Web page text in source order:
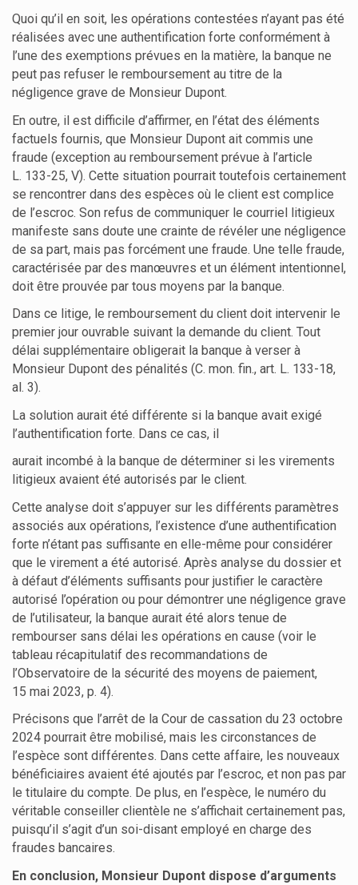
Quoi qu’il en soit, les opérations contestées n’ayant pas été
réalisées avec une authentification forte conformément à
l’une des exemptions prévues en la matière, la banque ne
peut pas refuser le remboursement au titre de la
négligence grave de Monsieur Dupont.
En outre, il est difficile d’affirmer, en l’état des éléments
factuels fournis, que Monsieur Dupont ait commis une
fraude (exception au remboursement prévue à l’article
L. 133-25, V). Cette situation pourrait toutefois certainement
se rencontrer dans des espèces où le client est complice
de l’escroc. Son refus de communiquer le courriel litigieux
manifeste sans doute une crainte de révéler une négligence
de sa part, mais pas forcément une fraude. Une telle fraude,
caractérisée par des manœuvres et un élément intentionnel,
doit être prouvée par tous moyens par la banque.
Dans ce litige, le remboursement du client doit intervenir le
premier jour ouvrable suivant la demande du client. Tout
délai supplémentaire obligerait la banque à verser à
Monsieur Dupont des pénalités (C. mon. fin., art. L. 133-18,
al. 3).
La solution aurait été différente si la banque avait exigé
l’authentification forte. Dans ce cas, il
aurait incombé à la banque de déterminer si les virements
litigieux avaient été autorisés par le client.
Cette analyse doit s’appuyer sur les différents paramètres
associés aux opérations, l’existence d’une authentification
forte n’étant pas suffisante en elle-même pour considérer
que le virement a été autorisé. Après analyse du dossier et
à défaut d’éléments suffisants pour justifier le caractère
autorisé l’opération ou pour démontrer une négligence grave
de l’utilisateur, la banque aurait été alors tenue de
rembourser sans délai les opérations en cause (voir le
tableau récapitulatif des recommandations de
l’Observatoire de la sécurité des moyens de paiement,
15 mai 2023, p. 4).
Précisons que l’arrêt de la Cour de cassation du 23 octobre
2024 pourrait être mobilisé, mais les circonstances de
l’espèce sont différentes. Dans cette affaire, les nouveaux
bénéficiaires avaient été ajoutés par l’escroc, et non pas par
le titulaire du compte. De plus, en l’espèce, le numéro du
véritable conseiller clientèle ne s’affichait certainement pas,
puisqu’il s’agit d’un soi-disant employé en charge des
fraudes bancaires.
En conclusion, Monsieur Dupont dispose d’arguments